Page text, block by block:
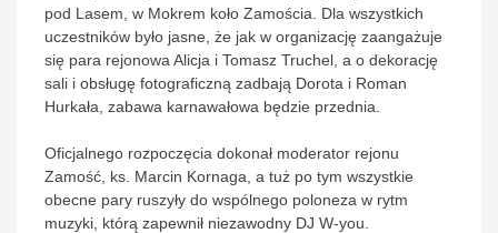
pod Lasem, w Mokrem koło Zamościa. Dla wszystkich
uczestników było jasne, że jak w organizację zaangażuje
się para rejonowa Alicja i Tomasz Truchel, a o dekorację
sali i obsługę fotograficzną zadbają Dorota i Roman
Hurkała, zabawa karnawałowa będzie przednia.
Oficjalnego rozpoczęcia dokonał moderator rejonu
Zamość, ks. Marcin Kornaga, a tuż po tym wszystkie
obecne pary ruszyły do wspólnego poloneza w rytm
muzyki, którą zapewnił niezawodny DJ W-you.